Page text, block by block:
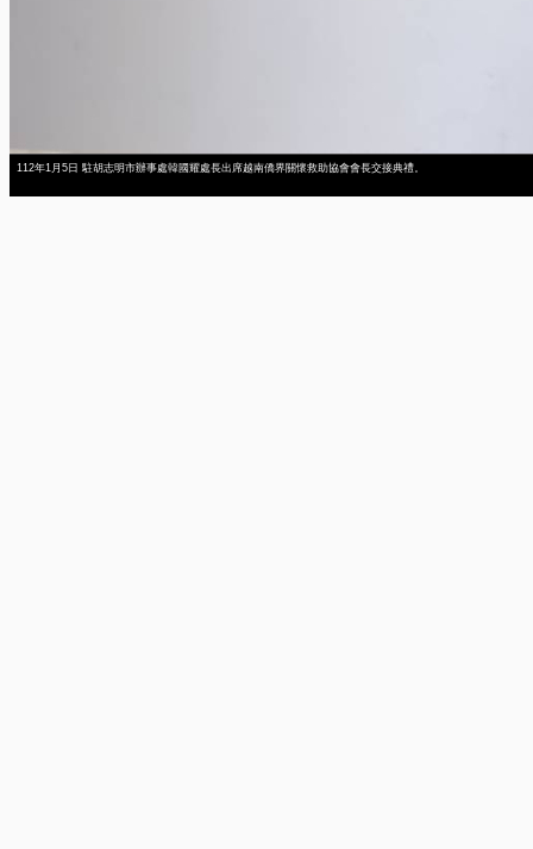
112年1月5日 駐胡志明市辦事處韓國耀處長出席越南僑界關懷救助協會會長交接典禮。